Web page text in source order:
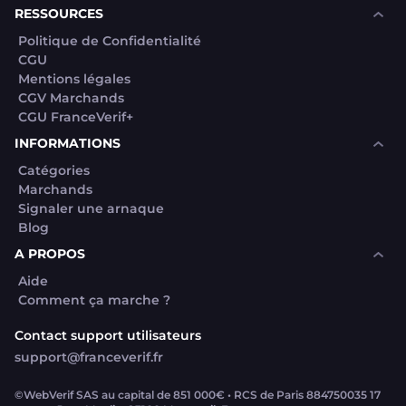
RESSOURCES
Politique de Confidentialité
CGU
Mentions légales
CGV Marchands
CGU FranceVerif+
INFORMATIONS
Catégories
Marchands
Signaler une arnaque
Blog
A PROPOS
Aide
Comment ça marche ?
Contact support utilisateurs
support@franceverif.fr
©WebVerif SAS au capital de 851 000€ • RCS de Paris 884750035 17